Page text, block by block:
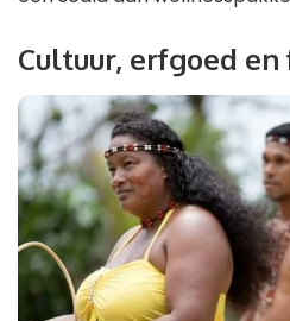
Cultuur, erfgoed